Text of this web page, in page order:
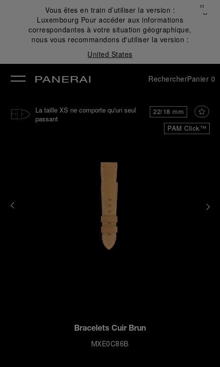
Vous êtes en train d’utiliser la version :
Luxembourg Pour accéder aux informations
correspondantes à votre situation géographique,
nous vous recommandons d'utiliser la version :
United States
Fermer
✕
RechercherPanier 0
PAM Click™
22/18 mm
La taille XS ne comporte qu'un seul
passant
Bracelets Cuir Brun
MXE0C86B